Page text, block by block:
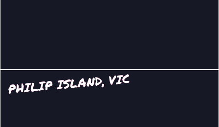
PHILIP ISLAND, VIC